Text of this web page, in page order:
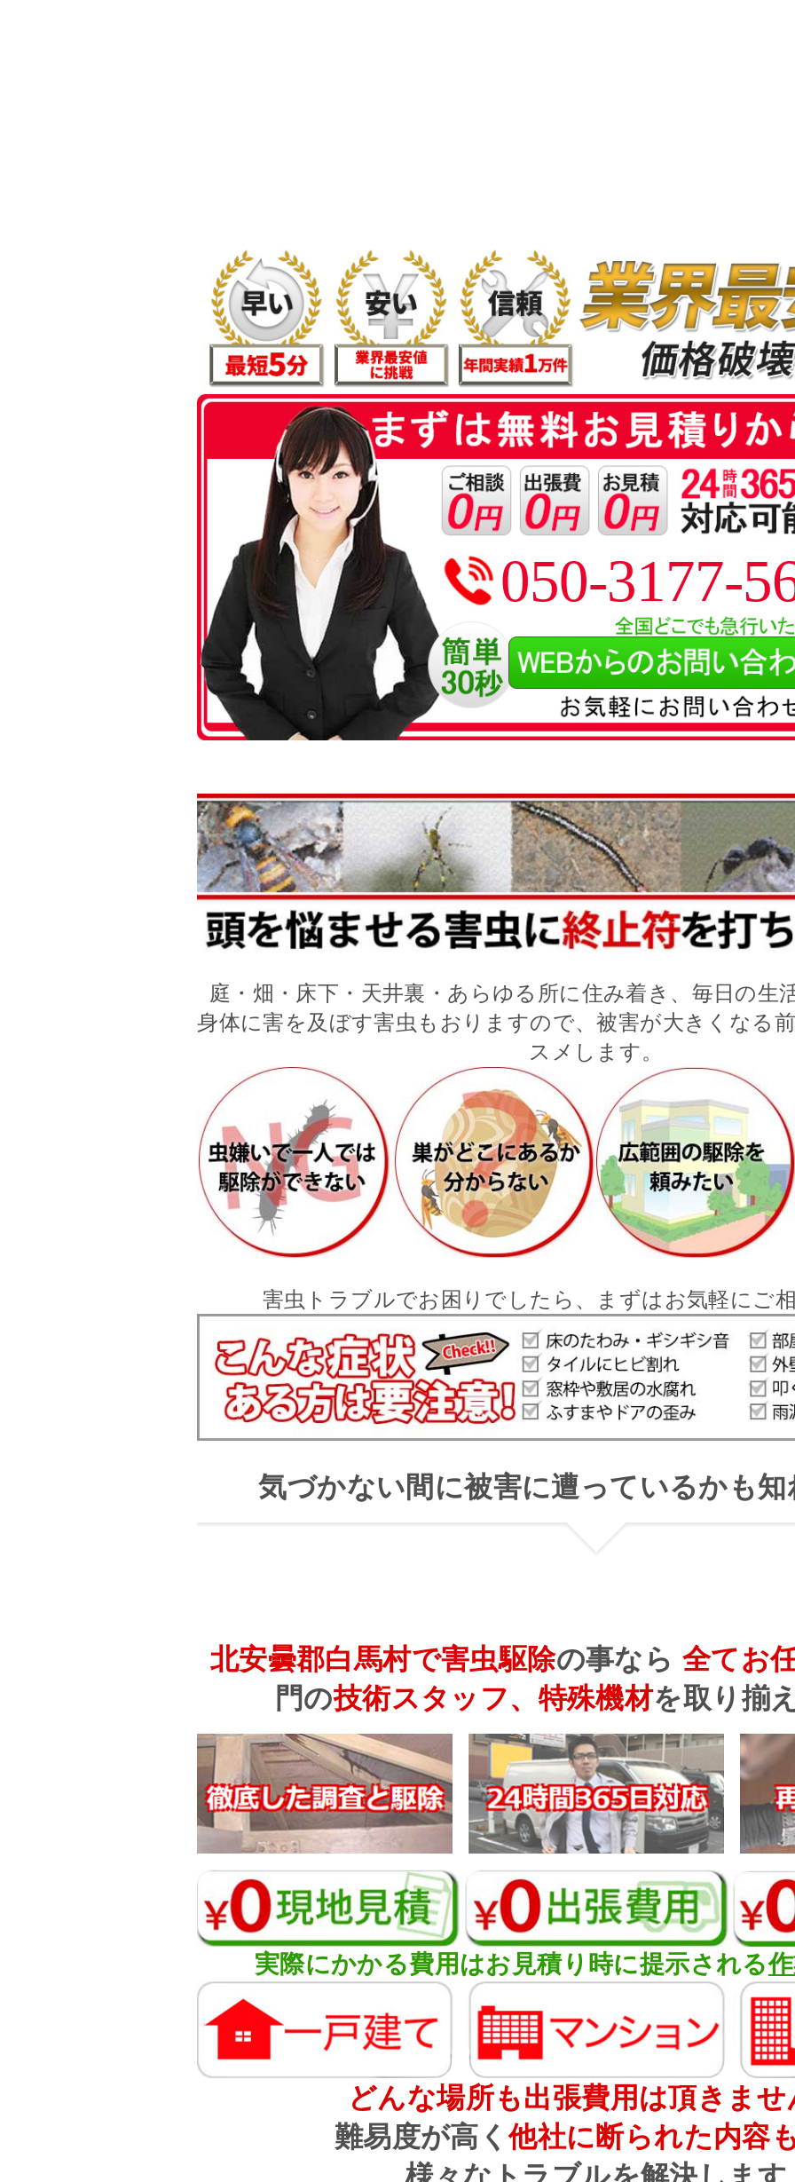
050-3177-
庭・畑・床下・天井裏・あらゆる所に住み着き、毎日の生
身体に害を及ぼす害虫もおりますので、被害が大きくなる
スメします。
害虫トラブルでお困りでしたら、まずはお気軽にご
気づかない間に被害に遭っているかも
北安曇郡白馬村で害虫駆除の事なら 全てお
門の技術スタッフ、特殊機材を取り揃
実際にかかる費用はお見積り時に提示される
どんな場所も出張費用は頂きませ
難易度が高く他社に断られた内容